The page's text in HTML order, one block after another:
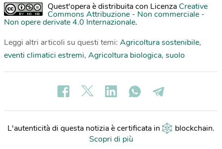
Quest'opera è distribuita con Licenza Creative
Commons Attribuzione - Non commerciale -
Non opere derivate 4.0 Internazionale.
Leggi altri articoli su questi temi: Agricoltura sostenibile,
eventi climatici estremi, Agricoltura biologica, suolo
L'autenticità di questa notizia è certificata in blockchain.
Scopri di più